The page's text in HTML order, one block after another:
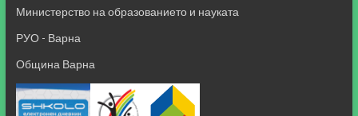
Министерство на образованието и науката
РУО - Варна
Община Варна